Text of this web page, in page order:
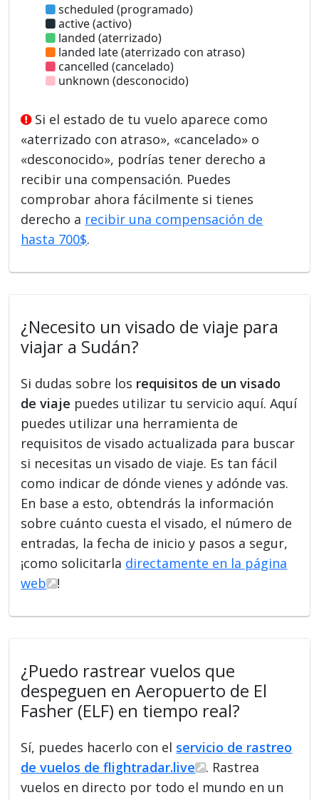
scheduled (programado)
active (activo)
landed (aterrizado)
landed late (aterrizado con atraso)
cancelled (cancelado)
unknown (desconocido)
Si el estado de tu vuelo aparece como
«aterrizado con atraso», «cancelado» o
«desconocido», podrías tener derecho a
recibir una compensación. Puedes
comprobar ahora fácilmente si tienes
derecho a recibir una compensación de
hasta 700$.
¿Necesito un visado de viaje para
viajar a Sudán?
Si dudas sobre los requisitos de un visado
de viaje puedes utilizar tu servicio aquí. Aquí
puedes utilizar una herramienta de
requisitos de visado actualizada para buscar
si necesitas un visado de viaje. Es tan fácil
como indicar de dónde vienes y adónde vas.
En base a esto, obtendrás la información
sobre cuánto cuesta el visado, el número de
entradas, la fecha de inicio y pasos a segur,
¡como solicitarla directamente en la página
web
!
¿Puedo rastrear vuelos que
despeguen en Aeropuerto de El
Fasher (ELF) en tiempo real?
Sí, puedes hacerlo con el servicio de rastreo
de vuelos de flightradar.live
. Rastrea
vuelos en directo por todo el mundo en un